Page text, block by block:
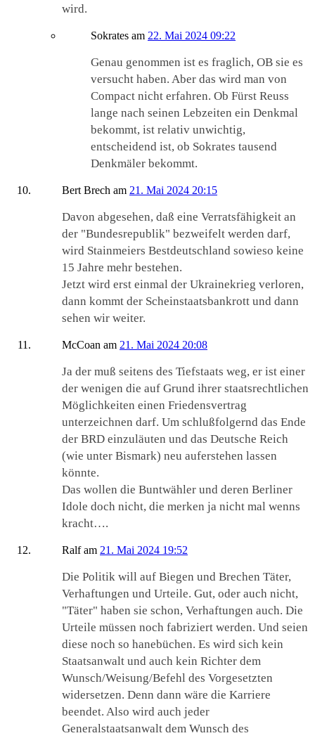
wird.
Sokrates am 22. Mai 2024 09:22
Genau genommen ist es fraglich, OB sie es
versucht haben. Aber das wird man von
Compact nicht erfahren. Ob Fürst Reuss
lange nach seinen Lebzeiten ein Denkmal
bekommt, ist relativ unwichtig,
entscheidend ist, ob Sokrates tausend
Denkmäler bekommt.
Bert Brech am 21. Mai 2024 20:15
Davon abgesehen, daß eine Verratsfähigkeit an
der "Bundesrepublik" bezweifelt werden darf,
wird Stainmeiers Bestdeutschland sowieso keine
15 Jahre mehr bestehen.
Jetzt wird erst einmal der Ukrainekrieg verloren,
dann kommt der Scheinstaatsbankrott und dann
sehen wir weiter.
McCoan am 21. Mai 2024 20:08
Ja der muß seitens des Tiefstaats weg, er ist einer
der wenigen die auf Grund ihrer staatsrechtlichen
Möglichkeiten einen Friedensvertrag
unterzeichnen darf. Um schlußfolgernd das Ende
der BRD einzuläuten und das Deutsche Reich
(wie unter Bismark) neu auferstehen lassen
könnte.
Das wollen die Buntwähler und deren Berliner
Idole doch nicht, die merken ja nicht mal wenns
kracht….
Ralfam 21. Mai 2024 19:52
Die Politik will auf Biegen und Brechen Täter,
Verhaftungen und Urteile. Gut, oder auch nicht,
"Täter" haben sie schon, Verhaftungen auch. Die
Urteile müssen noch fabriziert werden. Und seien
diese noch so hanebüchen. Es wird sich kein
Staatsanwalt und auch kein Richter dem
Wunsch/Weisung/Befehl des Vorgesetzten
widersetzen. Denn dann wäre die Karriere
beendet. Also wird auch jeder
Generalstaatsanwalt dem Wunsch des